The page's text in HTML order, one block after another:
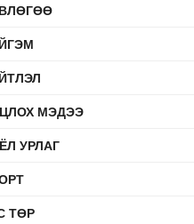
МЭДЭЭ
УРЛАГ
ТӨР